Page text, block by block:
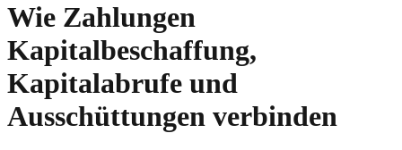
Wie Zahlungen
Kapitalbeschaffung,
Kapitalabrufe und
Ausschüttungen verbinden